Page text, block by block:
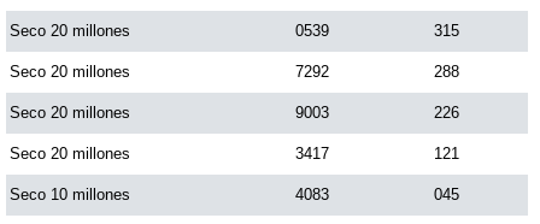
Pijao de Oro
Saman de la suerte
Sinuano Día
Seco 20 millones 0539 315
Seco 20 millones 7292 288
Seco 20 millones 9003 226
Seco 20 millones 3417 121
Seco 10 millones 4083 045